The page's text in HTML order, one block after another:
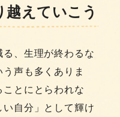
えていこう
、生理が終わるな
声も多くありま
とにとらわれな
自分」として輝け